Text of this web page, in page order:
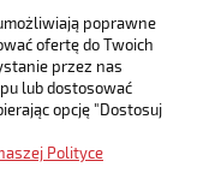
na gitarę (nuty i
poprawne
ofertę do Twoich
przez nas
lub dostosować
opcję "Dostosuj
Polityce